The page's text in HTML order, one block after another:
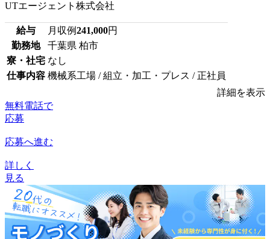
UTエージェント株式会社
給与 月収例241,000円
勤務地
千葉県 柏市
寮・社宅 なし
仕事内容 機械系工場 / 組立・加工・プレス / 正社員
詳細を表示
無料電話で
応募
応募へ進む
詳しく
見る